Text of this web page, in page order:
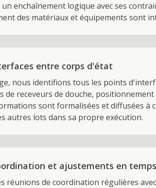
enchaînement logique avec ses
des matériaux et équipements sont
entre corps d'état
nous identifions tous les points
de receveurs de douche,
sont formalisées et diffusées
autres lots dans sa propre exécution.
et ajustements en
réunions de coordination régulières